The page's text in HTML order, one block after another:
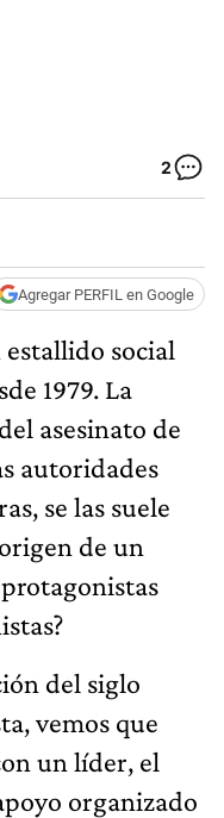
2
Agregar PERFIL en Google
estallido social
1979. La
asesinato de
autoridades
se las suele
de un
del siglo
vemos que
un líder, el
organizado